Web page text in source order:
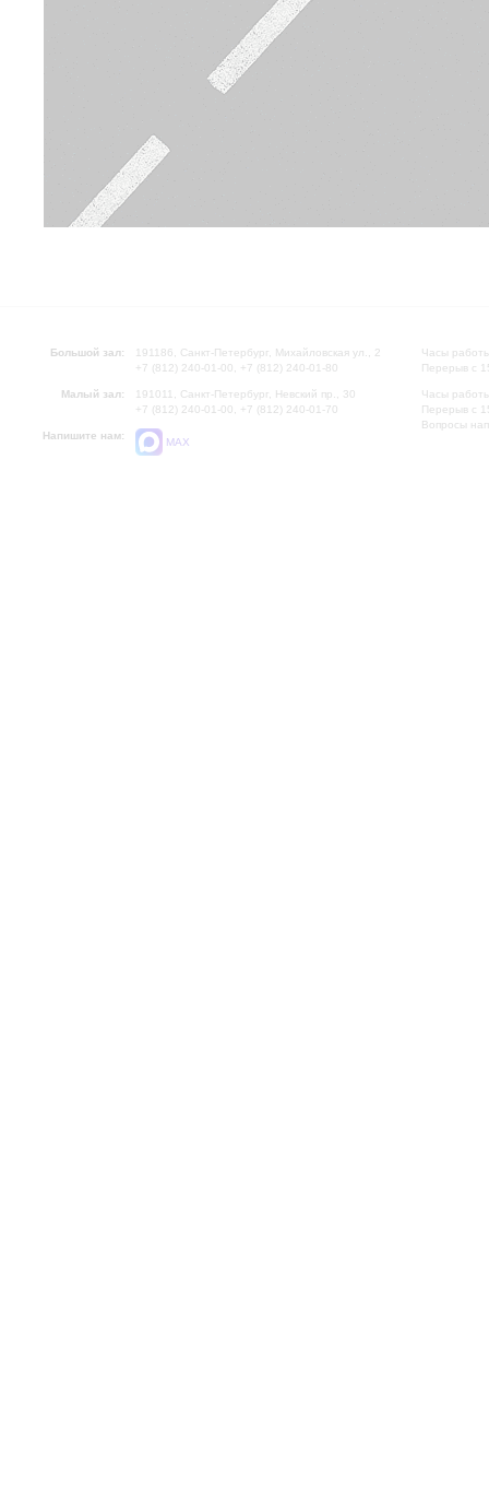
Большой зал:
191186, Санкт-Петербург, Михайловская ул., 2
+7 (812) 240-01-00, +7 (812) 240-01-80
Малый зал:
191011, Санкт-Петербург, Невский пр., 30
+7 (812) 240-01-00, +7 (812) 240-01-70
Напишите нам:
MAX
Часы
Перерыв с
Часы
Перерыв с
Вопросы